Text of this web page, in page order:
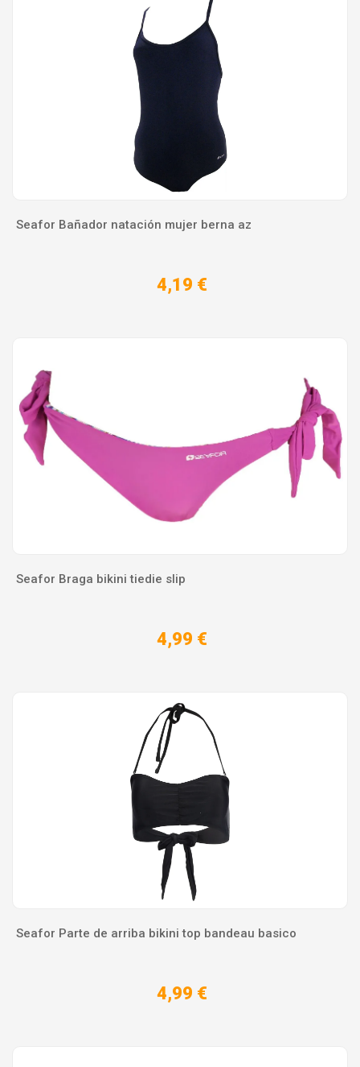
Seafor Bañador natación mujer berna az
4,19 €
Seafor Braga bikini tiedie slip
4,99 €
Seafor Parte de arriba bikini top bandeau basico
4,99 €